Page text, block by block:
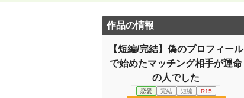
作品の情報
【短編/完結】偽のプロフィール
で始めたマッチング相手が運命
の人でした
恋愛 完結 短編 R15